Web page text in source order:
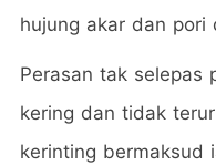
hujung akar dan pori
Perasan tak selepas
kering dan tidak
kerinting bermaksud